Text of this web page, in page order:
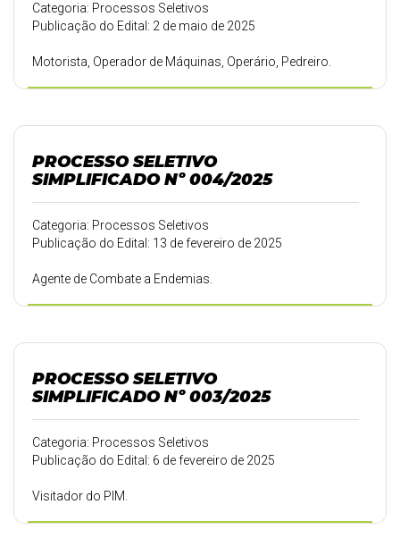
Categoria: Processos Seletivos
Publicação do Edital: 2 de maio de 2025
Motorista, Operador de Máquinas, Operário, Pedreiro.
PROCESSO SELETIVO
SIMPLIFICADO Nº 004/2025
Categoria: Processos Seletivos
Publicação do Edital: 13 de fevereiro de 2025
Agente de Combate a Endemias.
PROCESSO SELETIVO
SIMPLIFICADO Nº 003/2025
Categoria: Processos Seletivos
Publicação do Edital: 6 de fevereiro de 2025
Visitador do PIM.